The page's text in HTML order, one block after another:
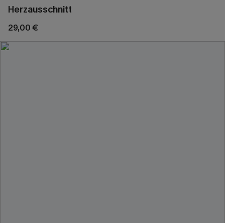
Herzausschnitt
29,00 €